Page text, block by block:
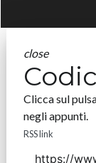
close
Clicca sul
negli appunti.
RSS link